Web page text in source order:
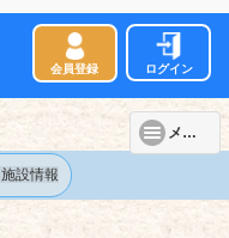
会員登録 ログイン
メニュー
施設情報